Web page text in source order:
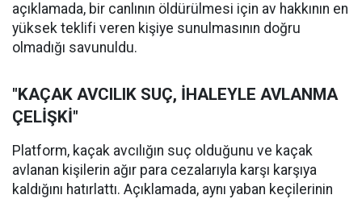
açıklamada, bir canlının öldürülmesi için av hakkının en
yüksek teklifi veren kişiye sunulmasının doğru
olmadığı savunuldu.
"KAÇAK AVCILIK SUÇ, İHALEYLE AVLANMA
ÇELİŞKİ"
Platform, kaçak avcılığın suç olduğunu ve kaçak
avlanan kişilerin ağır para cezalarıyla karşı karşıya
kaldığını hatırlattı. Açıklamada, aynı yaban keçilerinin